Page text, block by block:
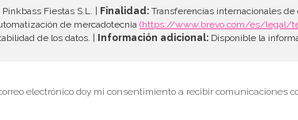
Pinkbass Fiestas S.L. | Finalidad: Transferencias internacionales de
de mercadotecnia (https://www.brevo.com/es/legal/
de los datos. | Información adicional: Disponible la
electrónico doy mi consentimiento a recibir comunicaciones